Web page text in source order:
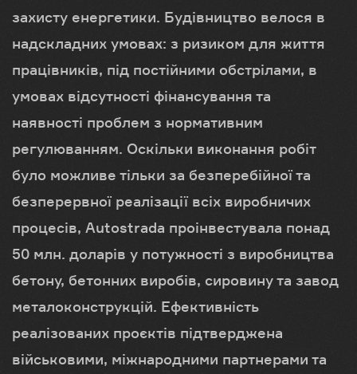
захисту енергетики. Будівництво велося в
надскладних умовах: з ризиком для життя
працівників, під постійними обстрілами, в
умовах відсутності фінансування та
наявності проблем з нормативним
регулюванням. Оскільки виконання робіт
було можливе тільки за безперебійної та
безперервної реалізації всіх виробничих
процесів, Autostrada проінвестувала понад
50 млн. доларів у потужності з виробництва
бетону, бетонних виробів, сировину та завод
металоконструкцій. Ефективність
реалізованих проєктів підтверджена
військовими, міжнародними партнерами та